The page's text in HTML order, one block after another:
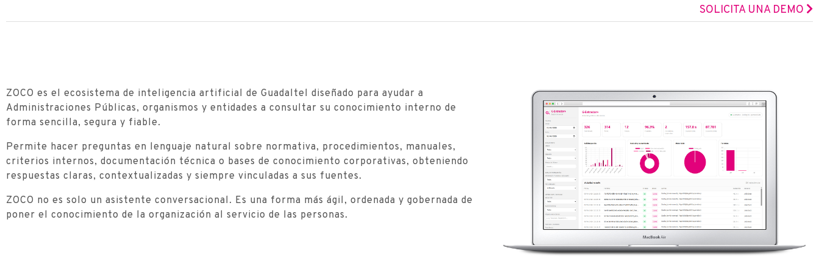
SOLICITA UNA DEMO
ZOCO es el ecosistema de inteligencia artificial de Guadaltel diseñado para ayudar a
Administraciones Públicas, organismos y entidades a consultar su conocimiento interno de
forma sencilla, segura y fiable.
Permite hacer preguntas en lenguaje natural sobre normativa, procedimientos, manuales,
criterios internos, documentación técnica o bases de conocimiento corporativas, obteniendo
respuestas claras, contextualizadas y siempre vinculadas a sus fuentes.
ZOCO no es solo un asistente conversacional. Es una forma más ágil, ordenada y gobernada de
poner el conocimiento de la organización al servicio de las personas.